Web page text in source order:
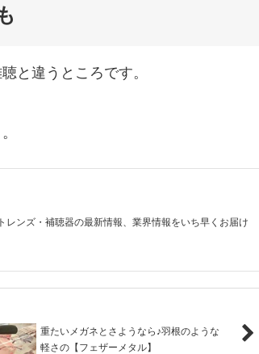
と違うところです。
ンズ・補聴器の最新情報、業界情報をいち早くお届け
重たいメガネとさようなら♪羽根のような
軽さの【フェザーメタル】